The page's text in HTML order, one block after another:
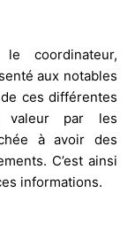
coordinateur,
aux notables
ces différentes
valeur par les
à avoir des
C’est ainsi
informations.